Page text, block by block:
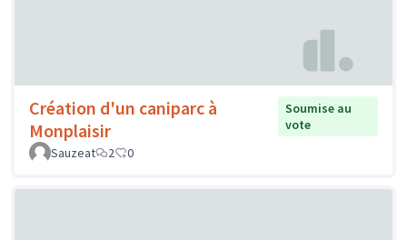
Création d'un caniparc à
Monplaisir
Soumise au
vote
Sauzeat
2 0